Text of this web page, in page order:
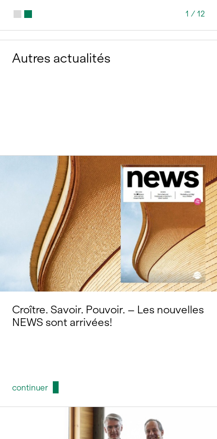
1 / 12
Autres actualités
Croître. Savoir. Pouvoir. – Les nouvelles
NEWS sont arrivées!
continuer